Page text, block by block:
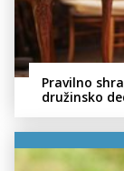
Pravilno
družinsko